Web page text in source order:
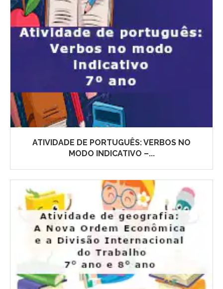
ATIVIDADE DE PORTUGUÊS: VERBOS NO
MODO INDICATIVO –...